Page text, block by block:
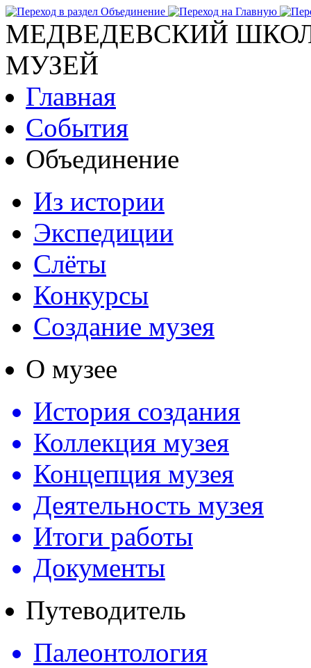
МЕДВЕДЕВСКИЙ
МУЗЕЙ
Главная
События
Объединение
Из истории
Экспедиции
Слёты
Конкурсы
Создание музея
О музее
История создания
Коллекция музея
Концепция музея
Деятельность музея
Итоги работы
Документы
Путеводитель
Палеонтология